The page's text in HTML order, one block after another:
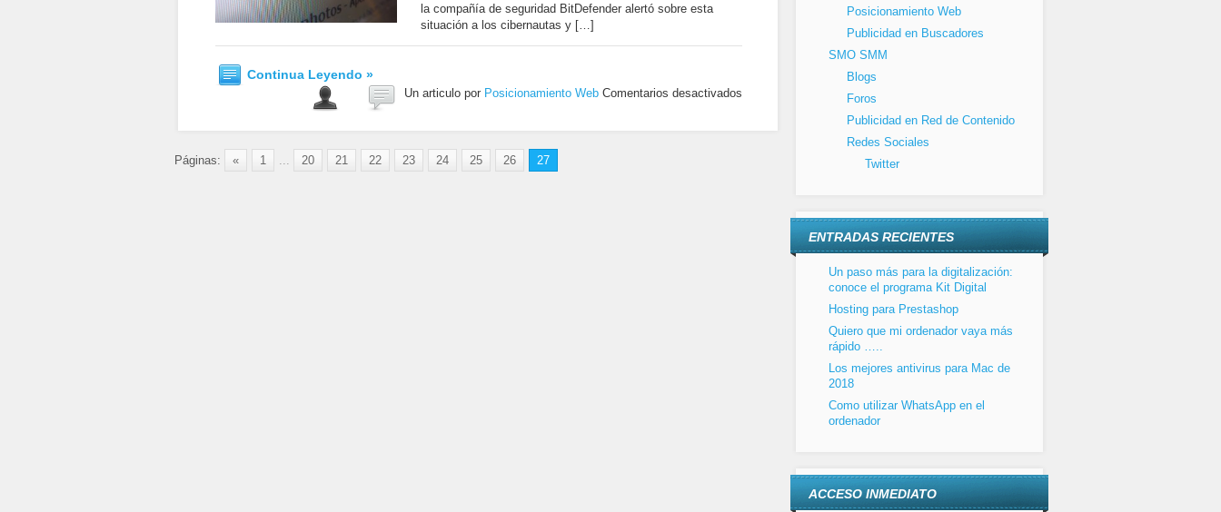
la compañía de seguridad BitDefender alertó sobre esta
situación a los cibernautas y […]
Continua Leyendo »
Un articulo por Posicionamiento Web Comentarios desactivados
Páginas: « 1 ... 20 21 22 23 24 25 26 27
Posicionamiento Web
Publicidad en Buscadores
SMO SMM
Blogs
Foros
Publicidad en Red de Contenido
Redes Sociales
Twitter
ENTRADAS RECIENTES
Un paso más para la digitalización:
conoce el programa Kit Digital
Hosting para Prestashop
Quiero que mi ordenador vaya más
rápido …..
Los mejores antivirus para Mac de
2018
Como utilizar WhatsApp en el
ordenador
ACCESO INMEDIATO